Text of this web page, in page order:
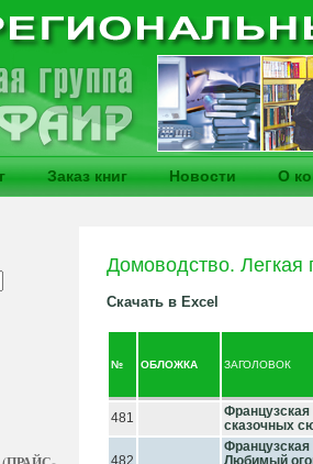
Заказ книг Новости О
Домоводство.
Скачать в Excel
№ ОБЛОЖКА ЗАГОЛОВОК
481
сказочных
482
Любимый